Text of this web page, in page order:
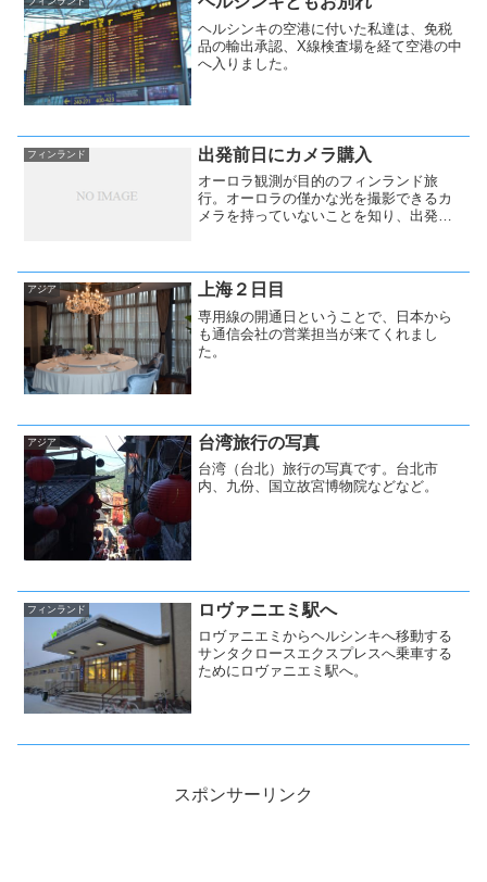
ヘルシンキの空港に付いた私達は、免税
品の輸出承認、X線検査場を経て空港の中
へ入りました。
フィンランド 出発前日にカメラ購入
オーロラ観測が目的のフィンランド旅
行。オーロラの僅かな光を撮影できるカ
メラを持っていないことを知り、出発の
アジア 上海２日目
専用線の開通日ということで、日本から
も通信会社の営業担当が来てくれまし
た。
アジア 台湾旅行の写真
台湾（台北）旅行の写真です。台北市
内、九份、国立故宮博物院などなど。
フィンランド ロヴァニエミ駅へ
ロヴァニエミからヘルシンキへ移動する
サンタクロースエクスプレスへ乗車する
ためにロヴァニエミ駅へ。
スポンサーリンク